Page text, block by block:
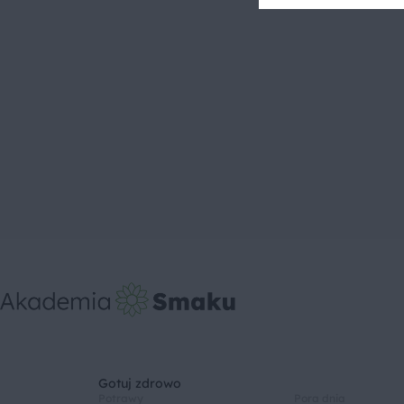
Gotuj zdrowo